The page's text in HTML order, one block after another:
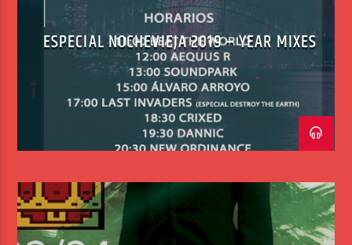
ESPECIAL NOCHEVIEJA 2019 – YEAR MIXES